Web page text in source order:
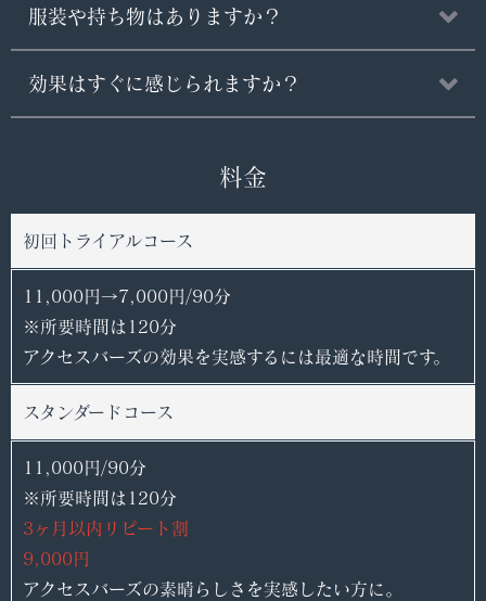
服装や持ち物はありますか？
効果はすぐに感じられますか？
料金
初回トライアルコース
11,000円→7,000円/90分
※所要時間は120分
アクセスバーズの効果を実感するには最適な時間です。
スタンダードコース
11,000円/90分
※所要時間は120分
3ヶ月以内リピート割
9,000円
アクセスバーズの素晴らしさを実感したい方に。